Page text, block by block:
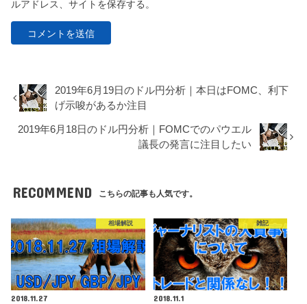
ルアドレス、サイトを保存する。
2019年6月19日のドル円分析｜本日はFOMC、利下
げ示唆があるか注目
2019年6月18日のドル円分析｜FOMCでのパウエル
議長の発言に注目したい
RECOMMEND こちらの記事も人気です。
相場解説
2018.11.27
雑記
2018.11.1